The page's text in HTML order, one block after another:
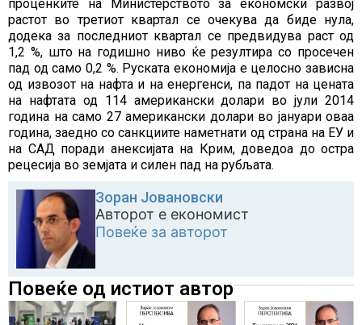
проценките на Министерството за економски развој
растот во третиот квартал се очекува да биде нула,
додека за последниот квартал се предвидува раст од
1,2 %, што на годишно ниво ќе резултира со просечен
пад од само 0,2 %. Руската економија е целосно зависна
од извозот на нафта и на енергенси, па падот на цената
на нафтата од 114 американски долари во јули 2014
година на само 27 американски долари во јануари оваа
година, заедно со санкциите наметнати од страна на ЕУ и
на САД поради анексијата на Крим, доведоа до остра
рецесија во земјата и силен пад на рубљата.
Зоран Јовановски
Авторот е економист
Повеќе за авторот
Повеќе од истиот автор